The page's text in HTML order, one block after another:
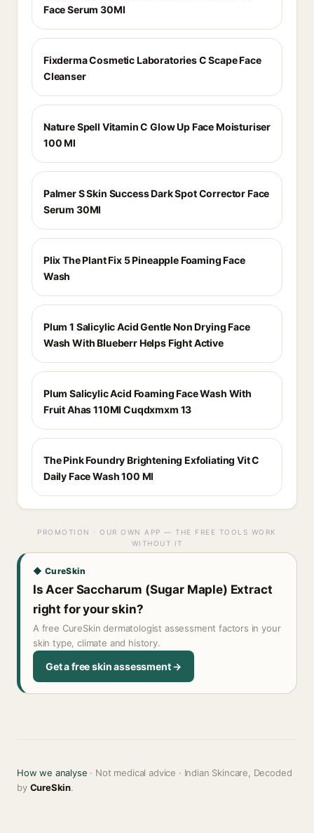
Face Serum 30Ml
Fixderma Cosmetic Laboratories C Scape Face
Cleanser
Nature Spell Vitamin C Glow Up Face Moisturiser
100 Ml
Palmer S Skin Success Dark Spot Corrector Face
Serum 30Ml
Plix The Plant Fix 5 Pineapple Foaming Face
Wash
Plum 1 Salicylic Acid Gentle Non Drying Face
Wash With Blueberr Helps Fight Active
Plum Salicylic Acid Foaming Face Wash With
Fruit Ahas 110Ml Cuqdxmxm 13
The Pink Foundry Brightening Exfoliating Vit C
Daily Face Wash 100 Ml
PROMOTION · OUR OWN APP — THE FREE TOOLS WORK
WITHOUT IT
◆ CureSkin
Is Acer Saccharum (Sugar Maple) Extract
right for your skin?
A free CureSkin dermatologist assessment factors in your
skin type, climate and history.
Get a free skin assessment →
How we analyse · Not medical advice · Indian Skincare, Decoded
by CureSkin.